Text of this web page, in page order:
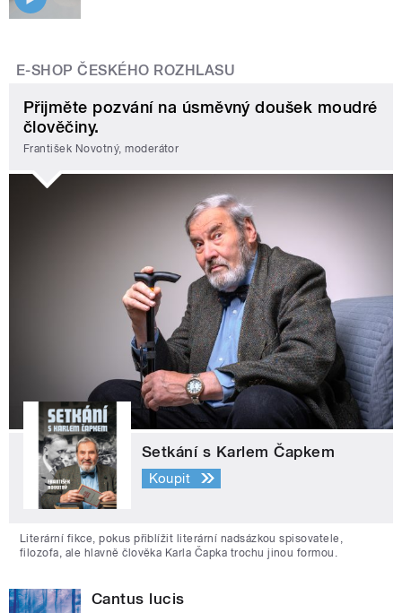
E-SHOP ČESKÉHO ROZHLASU
Přijměte pozvání na úsměvný doušek moudré
člověčiny.
František Novotný, moderátor
Setkání s Karlem Čapkem
Koupit
Literární fikce, pokus přiblížit literární nadsázkou spisovatele,
filozofa, ale hlavně člověka Karla Čapka trochu jinou formou.
Cantus lucis